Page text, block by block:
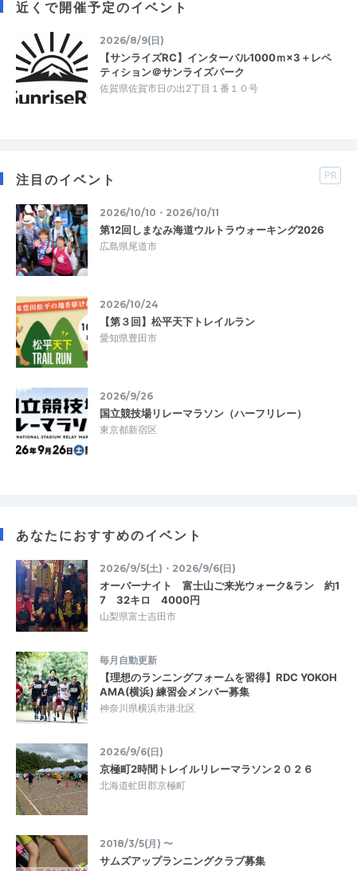
近くで開催予定のイベント
2026/8/9(日)
【サンライズRC】インターバル1000ｍ×3＋レペ
ティション＠サンライズパーク
佐賀県佐賀市日の出2丁目１番１０号
注目のイベント PR
2026/10/10・2026/10/11
第12回しまなみ海道ウルトラウォーキング2026
広島県尾道市
2026/10/24
【第３回】松平天下トレイルラン
愛知県豊田市
2026/9/26
国立競技場リレーマラソン（ハーフリレー）
東京都新宿区
あなたにおすすめのイベント
2026/9/5(土)・2026/9/6(日)
オーバーナイト 富士山ご来光ウォーク&ラン 約1
7 32キロ 4000円
山梨県富士吉田市
毎月自動更新
【理想のランニングフォームを習得】RDC YOKOH
AMA(横浜) 練習会メンバー募集
神奈川県横浜市港北区
2026/9/6(日)
京極町2時間トレイルリレーマラソン２０２６
北海道虻田郡京極町
2018/3/5(月) 〜
サムズアップランニングクラブ募集